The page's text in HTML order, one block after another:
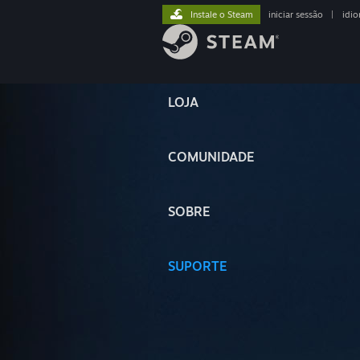
LOJA
COMUNIDADE
SOBRE
SUPORTE
Instale o Steam iniciar sessão